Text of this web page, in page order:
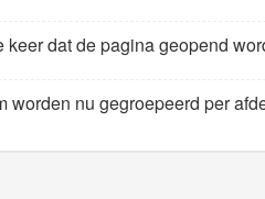
dat de pagina geopend
nu gegroepeerd per